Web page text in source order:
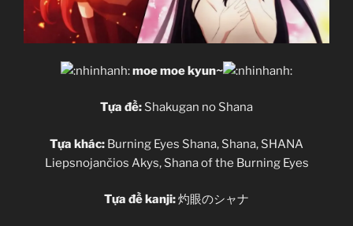
moe moe kyun~
Tựa đề: Shakugan no Shana
Tựa khác: Burning Eyes Shana, Shana, SHANA
Liepsnojančios Akys, Shana of the Burning Eyes
Tựa đề kanji:灼眼のシャナ